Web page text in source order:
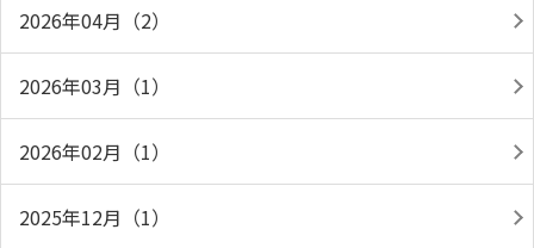
2026年04月（2）
2026年03月（1）
2026年02月（1）
2025年12月（1）